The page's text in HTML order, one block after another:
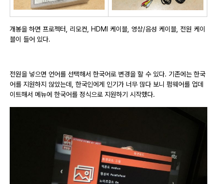
개봉을 하면 프로젝터, 리모컨, HDMI 케이블, 영상/음성 케이블, 전원 케이
블이 들어 있다.
전원을 넣으면 언어를 선택해서 한국어로 변경을 할 수 있다. 기존에는 한국
어를 지원하지 않았는데, 한국인에게 인기가 너무 많다 보니 펌웨어를 업데
이트해서 메뉴에 한국어를 정식으로 지원하기 시작했다.